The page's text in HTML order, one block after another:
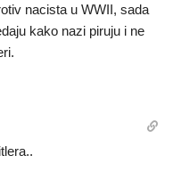
nacista u WWII, sada
kako nazi piruju i ne